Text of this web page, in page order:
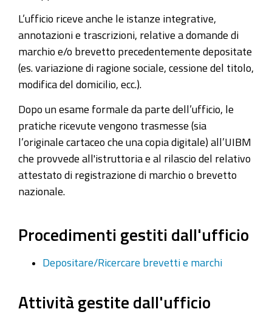
L’ufficio riceve anche le istanze integrative,
annotazioni e trascrizioni, relative a domande di
marchio e/o brevetto precedentemente depositate
(es. variazione di ragione sociale, cessione del titolo,
modifica del domicilio, ecc.).
Dopo un esame formale da parte dell’ufficio, le
pratiche ricevute vengono trasmesse (sia
l’originale cartaceo che una copia digitale) all’UIBM
che provvede all'istruttoria e al rilascio del relativo
attestato di registrazione di marchio o brevetto
nazionale.
Procedimenti gestiti dall'ufficio
Depositare/Ricercare brevetti e marchi
Attività gestite dall'ufficio